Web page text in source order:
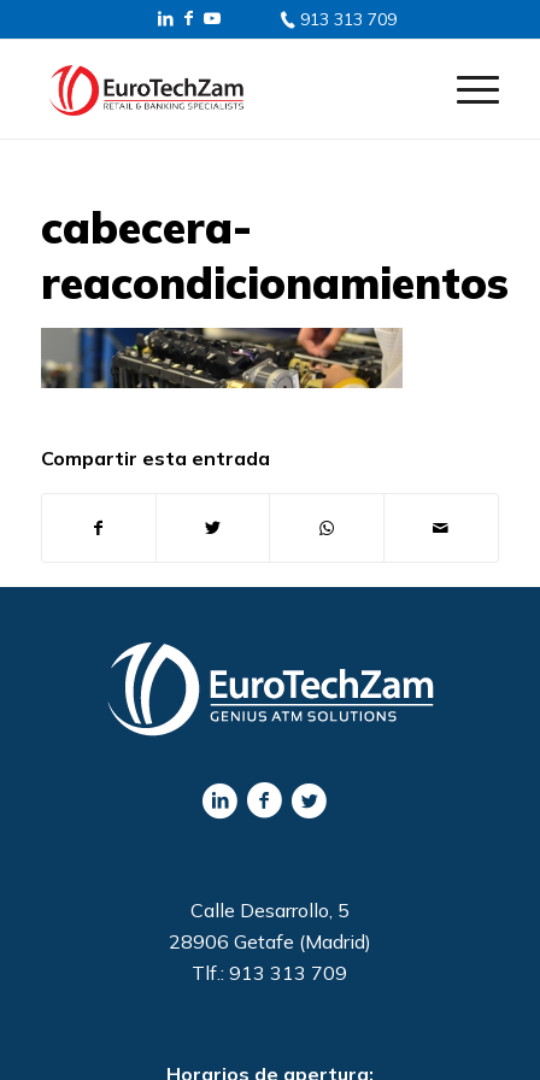
913 313 709
cabecera-
reacondicionamientos
Compartir esta entrada
Calle Desarrollo, 5
28906 Getafe (Madrid)
Tlf.: 913 313 709
Horarios de apertura: